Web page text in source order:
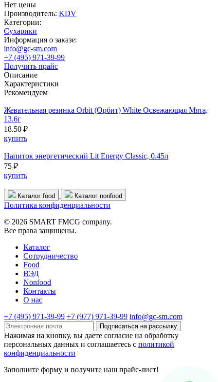
Нет цены
Производитель: KDV
Категории:
Сухарики
Информация о заказе:
info@gc-sm.com
+7 (495) 971-39-99
Получить прайс
Описание
Характеристики
Рекомендуем
Жевательная резинка Orbit (Орбит) White Освежающая Мята,
13.6г
18.50 ₽
купить
Напиток энергетический Lit Energy Classic, 0.45л
75 ₽
купить
Каталог food Каталог nonfood
Политика конфиденциальности
© 2026 SMART FMCG company.
Все права защищены.
Каталог
Cотрудничество
Food
ВЭД
Nonfood
Контакты
О нас
+7 (495) 971-39-99 +7 (977) 971-39-99 info@gc-sm.com
Подписаться на рассылку
Нажимая на кнопку, вы даете согласие на обработку
персональных данных и соглашаетесь c политикой
конфиденциальности
Заполните форму и получите наш прайс-лист!